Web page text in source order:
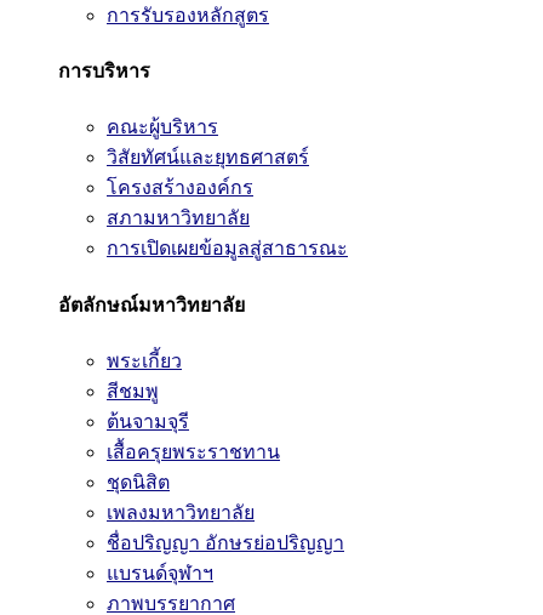
การรับรองหลักสูตร
การบริหาร
คณะผู้บริหาร
วิสัยทัศน์และยุทธศาสตร์
โครงสร้างองค์กร
สภามหาวิทยาลัย
การเปิดเผยข้อมูลสู่สาธารณะ
อัตลักษณ์มหาวิทยาลัย
พระเกี้ยว
สีชมพู
ต้นจามจุรี
เสื้อครุยพระราชทาน
ชุดนิสิต
เพลงมหาวิทยาลัย
ชื่อปริญญา อักษรย่อปริญญา
แบรนด์จุฬาฯ
ภาพบรรยากาศ